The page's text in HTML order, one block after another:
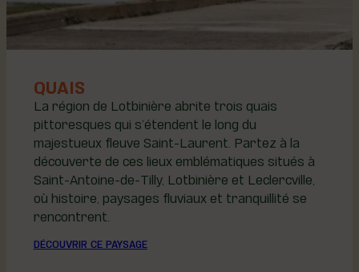
QUAIS
La région de Lotbinière abrite trois quais
pittoresques qui s’étendent le long du
majestueux fleuve Saint-Laurent. Partez à la
découverte de ces lieux emblématiques situés à
Saint-Antoine-de-Tilly, Lotbinière et Leclercville,
où histoire, paysages fluviaux et tranquillité se
rencontrent.
DÉCOUVRIR CE PAYSAGE